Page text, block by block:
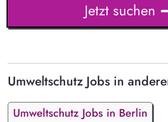
Jetzt suchen
Umweltschutz Jobs in
Umweltschutz Jobs in Berlin